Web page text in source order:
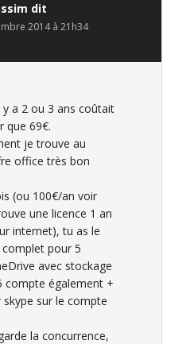
dit
2014 à 21h34
y a 2 ou 3 ans coûtait
que 69€.
je trouve au
office très bon
(ou 100€/an voir
une licence 1 an
internet), tu as le
pour 5
avec stockage
compte également +
sur le compte
la concurrence,